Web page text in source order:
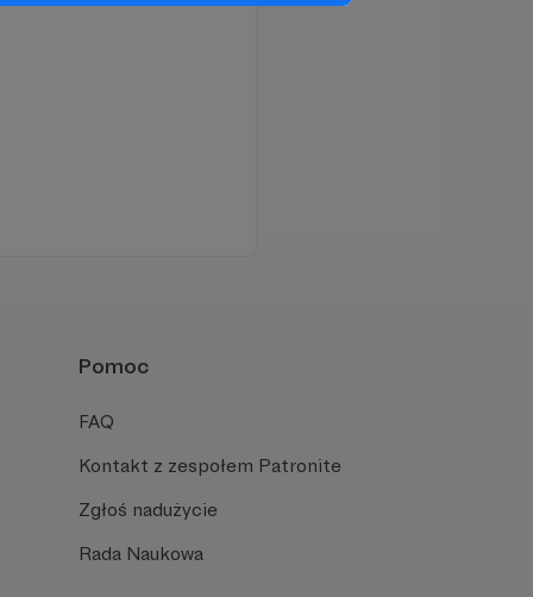
Pomoc
FAQ
Kontakt z zespołem Patronite
Zgłoś nadużycie
Rada Naukowa